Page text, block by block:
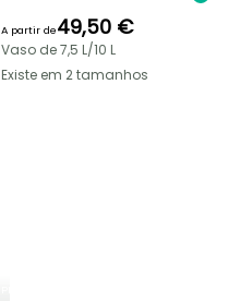
A partir de49,50 €
Vaso de 7,5 L/10 L
Existe em 2 tamanhos